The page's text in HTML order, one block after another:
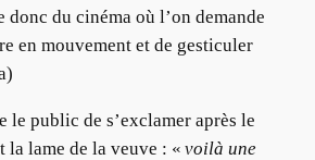
du cinéma où l’on demande
en mouvement et de gesticuler
le public de s’exclamer après le
lame de la veuve : « voilà une